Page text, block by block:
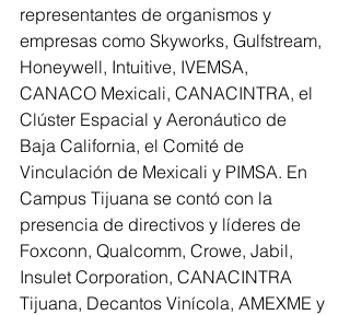
representantes de organismos y
empresas como Skyworks, Gulfstream,
Honeywell, Intuitive, IVEMSA,
CANACO Mexicali, CANACINTRA, el
Clúster Espacial y Aeronáutico de
Baja California, el Comité de
Vinculación de Mexicali y PIMSA. En
Campus Tijuana se contó con la
presencia de directivos y líderes de
Foxconn, Qualcomm, Crowe, Jabil,
Insulet Corporation, CANACINTRA
Tijuana, Decantos Vinícola, AMEXME y